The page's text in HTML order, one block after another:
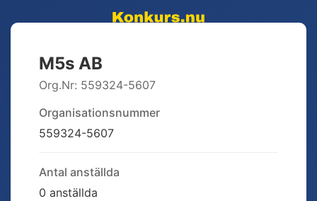
M5s AB
Org.Nr: 559324-5607
Organisationsnummer
559324-5607
Antal anställda
0 anställda